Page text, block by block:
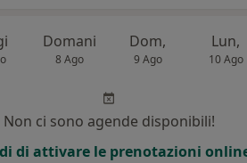
Domani
8 Ago
Dom,
9 Ago
Lun,
10 Ago
Non ci sono agende disponibili!
di attivare le prenotazioni